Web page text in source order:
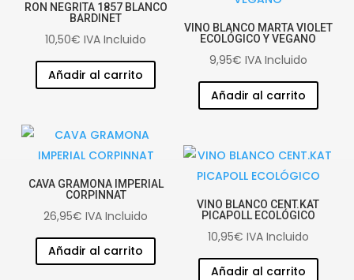
RON NEGRITA 1857 BLANCO
BARDINET
10,50€ IVA Incluido
Añadir al carrito
VINO BLANCO MARTA VIOLET
ECOLÓGICO Y VEGANO
9,95€ IVA Incluido
Añadir al carrito
CAVA GRAMONA IMPERIAL
CORPINNAT
26,95€ IVA Incluido
Añadir al carrito
VINO BLANCO CENT.KAT
PICAPOLL ECOLÓGICO
10,95€ IVA Incluido
Añadir al carrito